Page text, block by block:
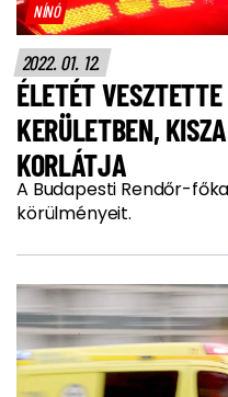
NÍNÓ
2022. 01. 12.
ÉLETÉT
KERÜLETBEN,
KORLÁTJA
A Budapesti Rendőr-
körülményeit.